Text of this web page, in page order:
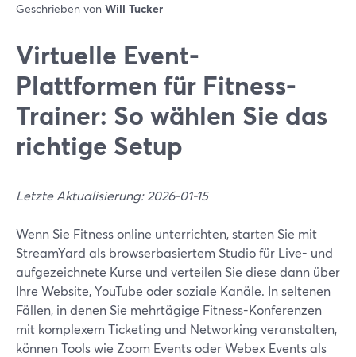
Geschrieben von Will Tucker
Virtuelle Event-
Plattformen für Fitness-
Trainer: So wählen Sie das
richtige Setup
Letzte Aktualisierung: 2026-01-15
Wenn Sie Fitness online unterrichten, starten Sie mit
StreamYard als browserbasiertem Studio für Live- und
aufgezeichnete Kurse und verteilen Sie diese dann über
Ihre Website, YouTube oder soziale Kanäle. In seltenen
Fällen, in denen Sie mehrtägige Fitness-Konferenzen
mit komplexem Ticketing und Networking veranstalten,
können Tools wie Zoom Events oder Webex Events als